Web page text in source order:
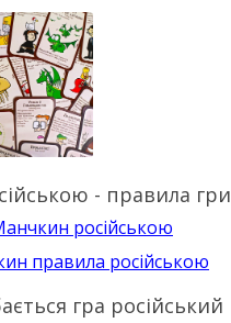
- правила гри
російською
правила російською
гра російський